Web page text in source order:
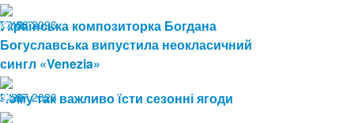
03.08.2026
19
Українська композиторка Богдана
Богуславська випустила неокласичний
сингл «Venezia»
24.07.2026
29
Чому так важливо їсти сезонні ягоди